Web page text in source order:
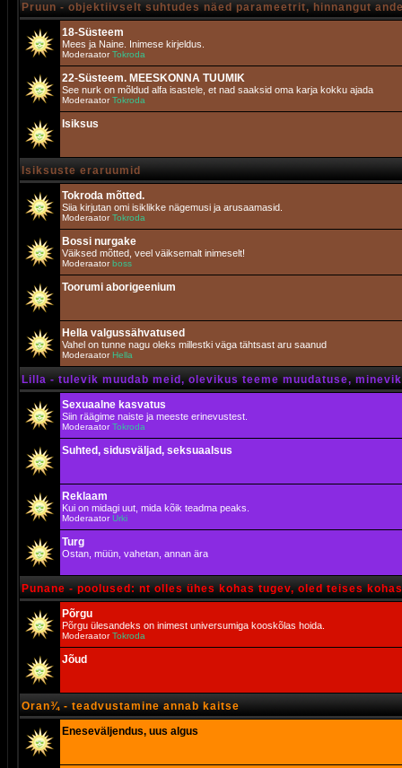
Pruun - objektiivselt suhtudes näed parameetrit, hinnangut
18-Süsteem
Mees ja Naine. Inimese kirjeldus.
ModeraatorTokroda
22-Süsteem. MEESKONNA TUUMIK
See nurk on mõldud alfa isastele, et nad saaksid oma karja kokku ajada
ModeraatorTokroda
Isiksus
Isiksuste eraruumid
Tokroda mõtted.
Siia kirjutan omi isiklikke nägemusi ja arusaamasid.
ModeraatorTokroda
Bossi nurgake
Väiksed mõtted, veel väiksemalt inimeselt!
Moderaatorboss
Toorumi aborigeenium
Hella valgussähvatused
Vahel on tunne nagu oleks millestki väga tähtsast aru saanud
Moderaator Hella
Lilla - tulevik muudab meid, olevikus teeme muudatuse,
Sexuaalne kasvatus
Siin räägime naiste ja meeste erinevustest.
ModeraatorTokroda
Suhted, sidusväljad, seksuaalsus
Reklaam
Kui on midagi uut, mida kõik teadma peaks.
ModeraatorUrki
Turg
Ostan, müün, vahetan, annan ära
Punane - poolused: nt olles ühes kohas tugev, oled teises
Põrgu
Põrgu ülesandeks on inimest universumiga kooskõlas hoida.
ModeraatorTokroda
Jõud
Oran¾ - teadvustamine annab kaitse
Eneseväljendus, uus algus